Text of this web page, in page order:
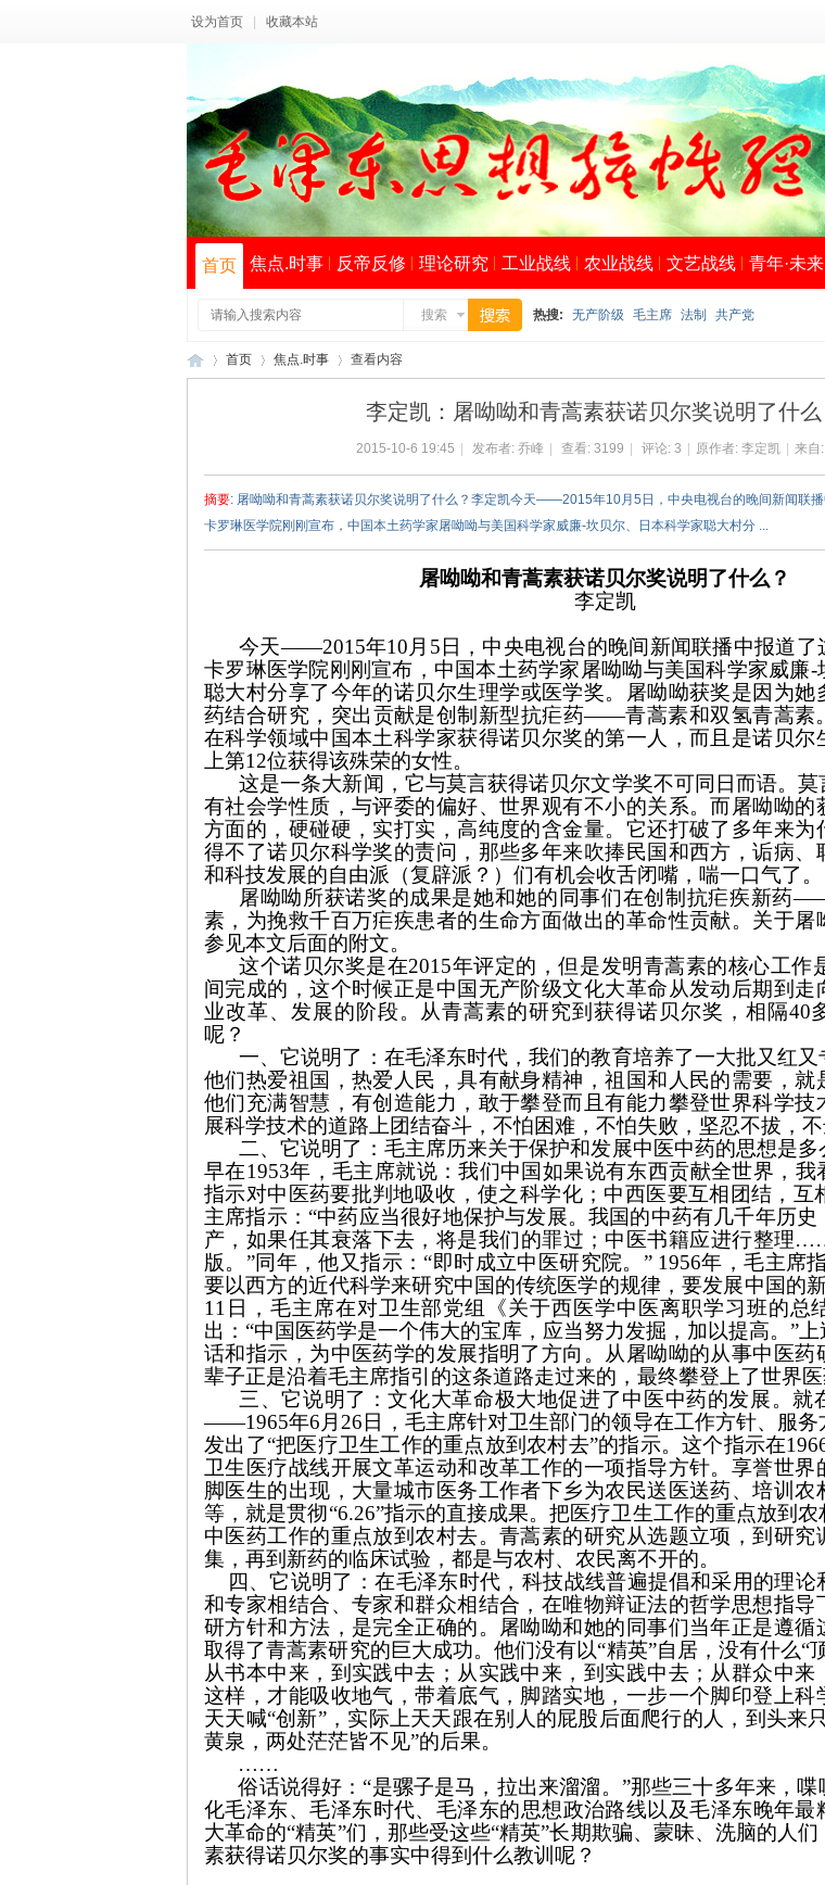
设为首页 收藏本站
首页 焦点.时事 反帝反修 理论研究 工业战线 农业战线 文艺战线 青年·未来
搜索 热搜: 无产阶级 毛主席 法制 共产党
首页 焦点.时事 查看内容
李定凯：屠呦呦和青蒿素获诺贝尔奖说明了什么
2015-10-6 19:45 发布者: 乔峰 查看: 3199 评论: 3 原作者: 李定凯 来自
摘要: 屠呦呦和青蒿素获诺贝尔奖说明了什么？李定凯今天——2015年10月5日，中央电视台的晚间新闻联
卡罗琳医学院刚刚宣布，中国本土药学家屠呦呦与美国科学家威廉-坎贝尔、日本科学家聪大村分 ...
屠呦呦和青蒿素获诺贝尔奖说明了什么？
李定凯
今天——2015年10 月 5 日，中央电视台的晚间新闻联播中报道了
卡罗琳医学院刚刚宣布，中国本土药学家屠呦呦与美国科学家威廉-
聪大村分享了今年的诺贝尔生理学或医学奖。屠呦呦获奖是因为她
药结合研究，突出贡献是创制新型抗疟药——青蒿素和双氢青蒿素
在科学领域中国本土科学家获得诺贝尔奖的第一人，而且是诺贝尔
上第12位获得该殊荣的女性。
这是一条大新闻，它与莫言获得诺贝尔文学奖不可同日而语。
有社会学性质，与评委的偏好、世界观有不小的关系。而屠呦呦的
方面的，硬碰硬，实打实，高纯度的含金量。它还打破了多年来为
得不了诺贝尔科学奖的责问，那些多年来吹捧民国和西方，诟病、
和科技发展的自由派（复辟派？）们有机会收舌闭嘴，喘一口气了。
屠呦呦所获诺奖的成果是她和她的同事们在创制抗疟疾新药
素，为挽救千百万疟疾患者的生命方面做出的革命性贡献。关于屠
参见本文后面的附文。
这个诺贝尔奖是在2015年评定的，但是发明青蒿素的核心工作
间完成的，这个时候正是中国无产阶级文化大革命从发动后期到走
业改革、发展的阶段。从青蒿素的研究到获得诺贝尔奖，相隔40
呢？
一、它说明了：在毛泽东时代，我们的教育培养了一大批又红又
他们热爱祖国，热爱人民，具有献身精神，祖国和人民的需要，就
他们充满智慧，有创造能力，敢于攀登而且有能力攀登世界科学技
展科学技术的道路上团结奋斗，不怕困难，不怕失败，坚忍不拔，不
二、它说明了：毛主席历来关于保护和发展中医中药的思想是多
早在1953年，毛主席就说：我们中国如果说有东西贡献全世界，我
指示对中医药要批判地吸收，使之科学化；中西医要互相团结，互
主席指示：“中药应当很好地保护与发展。我国的中药有几千年历
产，如果任其衰落下去，将是我们的罪过；中医书籍应进行整理
版。”同年，他又指示：“即时成立中医研究院。” 1956年，毛主席
要以西方的近代科学来研究中国的传统医学的规律，要发展中国的
11 日，毛主席在对卫生部党组《关于西医学中医离职学习班的总
出：“中国医药学是一个伟大的宝库，应当努力发掘，加以提高。”
话和指示，为中医药学的发展指明了方向。从屠呦呦的从事中医药
辈子正是沿着毛主席指引的这条道路走过来的，最终攀登上了世界医
三、它说明了：文化大革命极大地促进了中医中药的发展。就
——1965年6 月 26 日，毛主席针对卫生部门的领导在工作方针、服务
发出了“把医疗卫生工作的重点放到农村去”的指示。这个指示在
卫生医疗战线开展文革运动和改革工作的一项指导方针。享誉世界
脚医生的出现，大量城市医务工作者下乡为农民送医送药、培训农
等，就是贯彻“6.26”指示的直接成果。把医疗卫生工作的重点放到
中医药工作的重点放到农村去。青蒿素的研究从选题立项，到研究
集，再到新药的临床试验，都是与农村、农民离不开的。
四、它说明了：在毛泽东时代，科技战线普遍提倡和采用的理论
和专家相结合、专家和群众相结合，在唯物辩证法的哲学思想指导
研方针和方法，是完全正确的。屠呦呦和她的同事们当年正是遵循
取得了青蒿素研究的巨大成功。他们没有以“精英”自居，没有什么“
从书本中来，到实践中去；从实践中来，到实践中去；从群众中来
这样，才能吸收地气，带着底气，脚踏实地，一步一个脚印登上科
天天喊“创新”，实际上天天跟在别人的屁股后面爬行的人，到头来
黄泉，两处茫茫皆不见”的后果。
……
俗话说得好：“是骡子是马，拉出来溜溜。”那些三十多年来，
化毛泽东、毛泽东时代、毛泽东的思想政治路线以及毛泽东晚年
大革命的“精英”们，那些受这些“精英”长期欺骗、蒙昧、洗脑的人
素获得诺贝尔奖的事实中得到什么教训呢？